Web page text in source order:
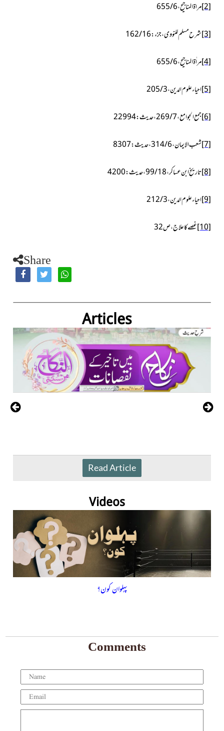
[2]مراۃ المناجیح،6/ 655
[3]شرح مسلم للنووی،جزء:16/ 162
[4]مراٰۃ المناجیح،6/ 655
[5]احیاء علوم الدین ،3/ 205
[6]جمع الجوامع،7/ 269،حدیث :22994
[7]شعب الایمان،6/ 314،حدیث:8307
[8]تاریخِ ابن عساکر،18/ 99،حدیث:4200
[9]احیاء علوم الدین،3/ 212
[10]غصے کا علاج،ص32
Share
Articles
Read Article
Videos
پہلوان کون؟
Comments